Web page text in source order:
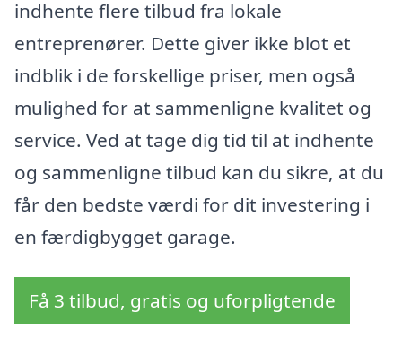
indhente flere tilbud fra lokale
entreprenører. Dette giver ikke blot et
indblik i de forskellige priser, men også
mulighed for at sammenligne kvalitet og
service. Ved at tage dig tid til at indhente
og sammenligne tilbud kan du sikre, at du
får den bedste værdi for dit investering i
en færdigbygget garage.
Få 3 tilbud, gratis og uforpligtende